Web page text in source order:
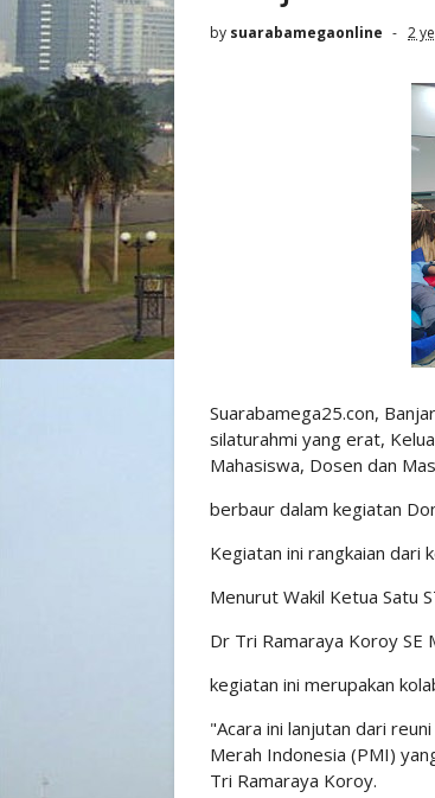
by suarabamegaonline 2
Suarabamega25.con,
silaturahmi yang erat,
Mahasiswa, Dosen dan
berbaur dalam kegiatan
Kegiatan ini rangkaian dari
Menurut Wakil Ketua Satu
Dr Tri Ramaraya Koroy SE
kegiatan ini merupakan
"Acara ini lanjutan dari
Merah Indonesia (PMI)
Tri Ramaraya Koroy.